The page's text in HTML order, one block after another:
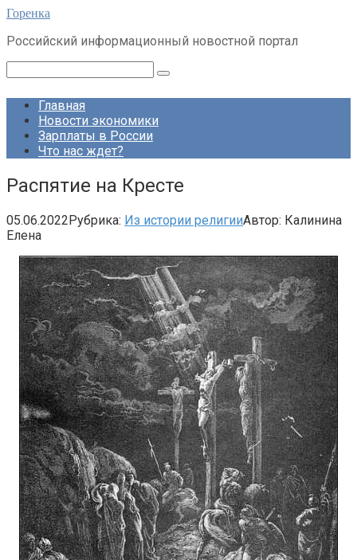
Перейти
контенту
Горенка
Российский информационный новостной портал
Главная
Новости экономики
Зарплаты в России
Что нас ждет?
Распятие на Кресте
05.06.2022Рубрика: Из истории религииАвтор: Калинина
Елена